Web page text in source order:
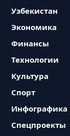
Узбекистан
Экономика
Финансы
Технологии
Культура
Спорт
Инфографика
Спецпроекты